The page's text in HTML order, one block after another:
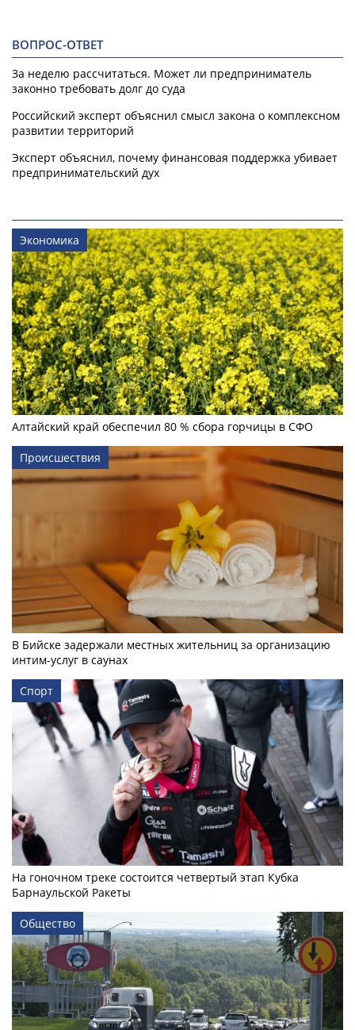
ВОПРОС-ОТВЕТ
За неделю рассчитаться. Может ли предприниматель
законно требовать долг до суда
Российский эксперт объяснил смысл закона о комплексном
развитии территорий
Эксперт объяснил, почему финансовая поддержка убивает
предпринимательский дух
Экономика
Алтайский край обеспечил 80 % сбора горчицы в СФО
Происшествия
В Бийске задержали местных жительниц за организацию
интим-услуг в саунах
Спорт
На гоночном треке состоится четвертый этап Кубка
Барнаульской Ракеты
Общество